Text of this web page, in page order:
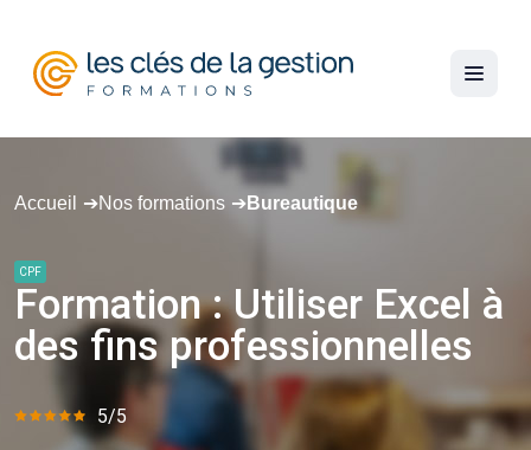
Accueil Nos formations Bureautique
CPF
Formation : Utiliser Excel à
des fins professionnelles
5/5